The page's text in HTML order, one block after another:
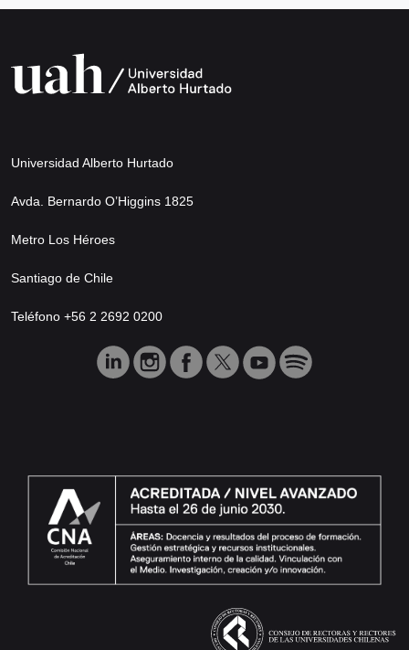
Universidad Alberto Hurtado
Avda. Bernardo O’Higgins 1825
Metro Los Héroes
Santiago de Chile
Teléfono +56 2 2692 0200